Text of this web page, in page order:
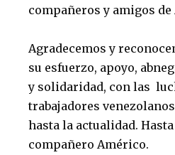
compañeros y amigos de
Agradecemos y
su esfuerzo, apoyo,
y solidaridad, con las
trabajadores
hasta la actualidad.
compañero Américo.